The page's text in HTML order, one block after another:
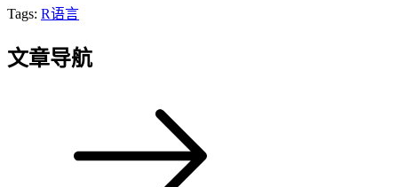
Tags: R语言
文章导航